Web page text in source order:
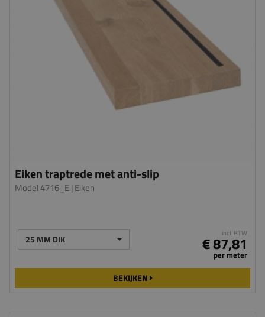
Eiken traptrede met anti-slip
Model 4716_E| Eiken
25 MM DIK incl. BTW
€ 87,81
per meter
BEKIJKEN